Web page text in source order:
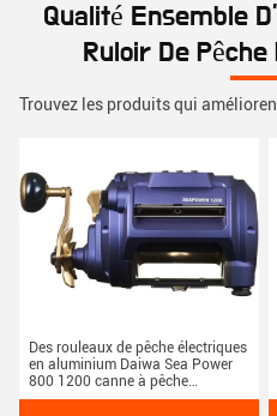
Qualité Ensemble
Ruloir De
Trouvez les produits qui
Des rouleaux de pêche électriques
en aluminium Daiwa Sea Power
800 1200 canne à pêche
électrique